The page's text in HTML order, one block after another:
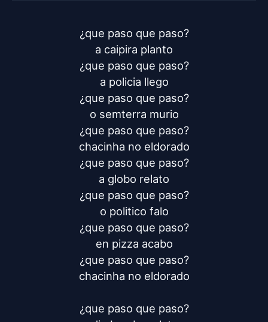
¿que paso que paso?
a caipira planto
¿que paso que paso?
a policia llego
¿que paso que paso?
o semterra murio
¿que paso que paso?
chacinha no eldorado
¿que paso que paso?
a globo relato
¿que paso que paso?
o politico falo
¿que paso que paso?
en pizza acabo
¿que paso que paso?
chacinha no eldorado
¿que paso que paso?